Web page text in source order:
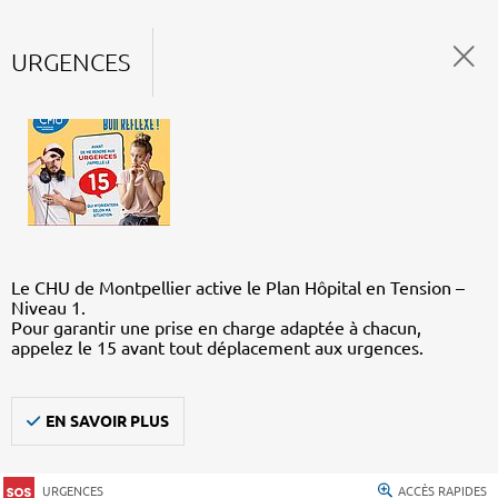
URGENCES
Le CHU de Montpellier active le Plan Hôpital en Tension –
Niveau 1.
Pour garantir une prise en charge adaptée à chacun,
appelez le 15 avant tout déplacement aux urgences.
EN SAVOIR PLUS
URGENCES ACCÈS RAPIDES